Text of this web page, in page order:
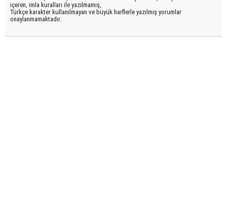
içeren, imla kuralları ile yazılmamış,
Türkçe karakter kullanılmayan ve büyük harflerle yazılmış yorumlar
onaylanmamaktadır.